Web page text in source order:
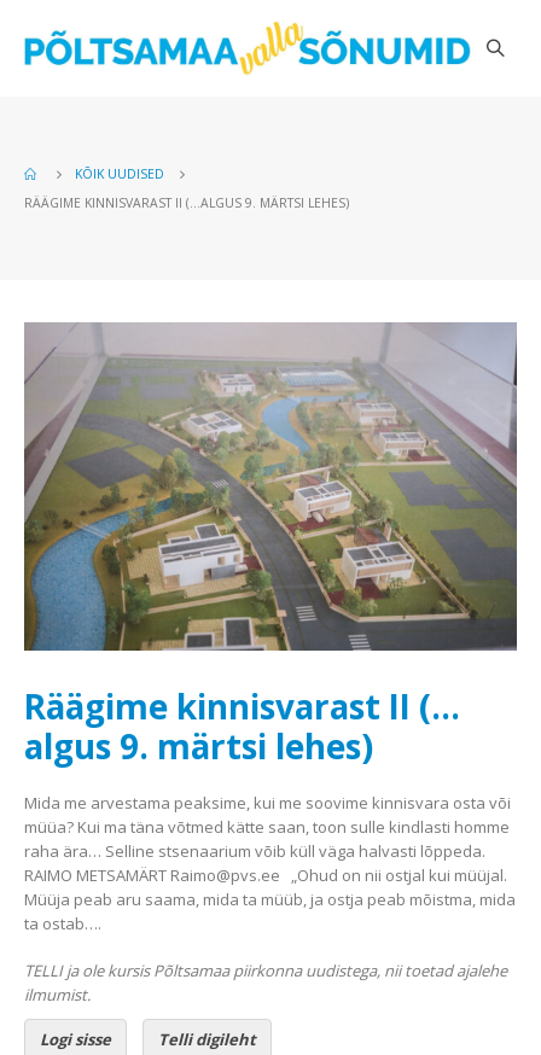
KÕIK UUDISED
RÄÄGIME KINNISVARAST II (…ALGUS 9. MÄRTSI LEHES)
Räägime kinnisvarast II (…
algus 9. märtsi lehes)
Mida me arvestama peaksime, kui me soovime kinnisvara osta või
müüa? Kui ma täna võtmed kätte saan, toon sulle kindlasti homme
raha ära… Selline stsenaarium võib küll väga halvasti lõppeda.
RAIMO METSAMÄRT Raimo@pvs.ee „Ohud on nii ostjal kui müüjal.
Müüja peab aru saama, mida ta müüb, ja ostja peab mõistma, mida
ta ostab….
TELLI ja ole kursis Põltsamaa piirkonna uudistega, nii toetad ajalehe
ilmumist.
Logi sisse Telli digileht